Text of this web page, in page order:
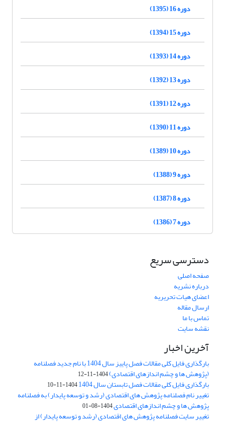
دوره 16 (1395)
دوره 15 (1394)
دوره 14 (1393)
دوره 13 (1392)
دوره 12 (1391)
دوره 11 (1390)
دوره 10 (1389)
دوره 9 (1388)
دوره 8 (1387)
دوره 7 (1386)
دسترسی سریع
صفحه اصلی
درباره نشریه
اعضای هیات تحریریه
ارسال مقاله
تماس با ما
نقشه سایت
آخرین اخبار
بارگذاری فایل کلی مقالات فصل پاییز سال 1404 با نام جدید فصلنامه
(پژوهش ها و چشم اندازهای اقتصادی)1404-11-12
بارگذاری فایل کلی مقالات فصل تابستان سال 1404 1404-11-10
تغییر نام فصلنامه پژوهش های اقتصادی (رشد و توسعه پایدار) به فصلنامه
پژوهش ها و چشم اندازهای اقتصادی1404-08-01
تغییر سایت فصلنامه پژوهش های اقتصادی (رشد و توسعه پایدار) از